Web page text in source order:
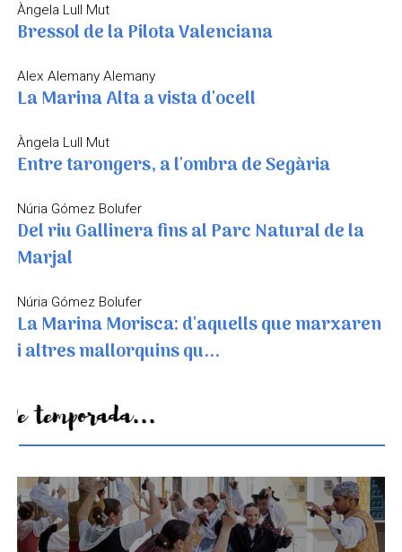
Àngela Lull Mut
Bressol de la Pilota Valenciana
Alex Alemany Alemany
La Marina Alta a vista d'ocell
Àngela Lull Mut
Entre tarongers, a l'ombra de Segària
Núria Gómez Bolufer
Del riu Gallinera fins al Parc Natural de la
Marjal
Núria Gómez Bolufer
La Marina Morisca: d'aquells que marxaren
i altres mallorquins qu...
De temporada...